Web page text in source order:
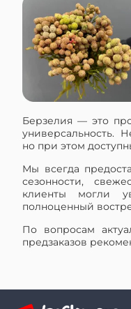
Берзелия — это
универсальность.
но при этом
Мы всегда
сезонности,
клиенты могли
полноценный
По вопросам
предзаказов